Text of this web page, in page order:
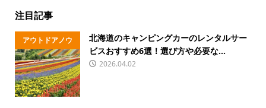
注目記事
アウトドアノウ
ハウ
北海道のキャンピングカーのレンタルサー
ビスおすすめ6選！選び方や必要な...
2026.04.02